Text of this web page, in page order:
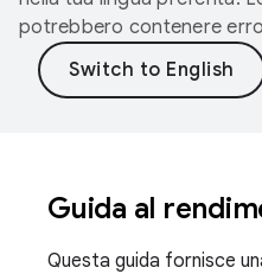
potrebbero contenere
Guida al
Questa guida fornisce